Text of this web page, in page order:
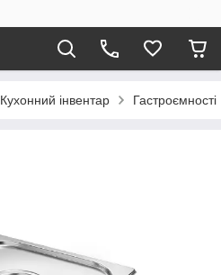
Кухонний інвентар Гастроємності